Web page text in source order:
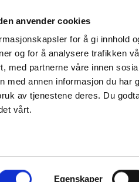
anvender cookies
for å gi innhold
og for å analysere trafikken
med partnerne våre innen
med annen informasjon du har
av tjenestene deres. Du
vårt.
Egenskaper
I-SKINNE